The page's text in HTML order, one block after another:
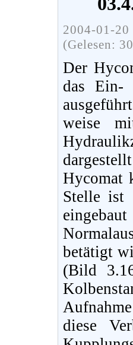
2004-01-
(Gelesen:
Der
das Ein-
weise
Hycomat
Stelle ist
betätigt
(Bild
diese